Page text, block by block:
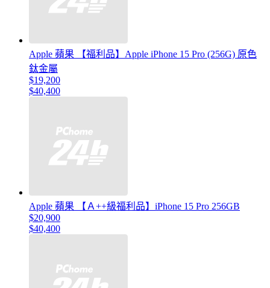
Apple 蘋果 【福利品】Apple iPhone 15 Pro (256G) 原色
鈦金屬
$19,200
$40,400
Apple 蘋果 【Ａ++級福利品】iPhone 15 Pro 256GB
$20,900
$40,400